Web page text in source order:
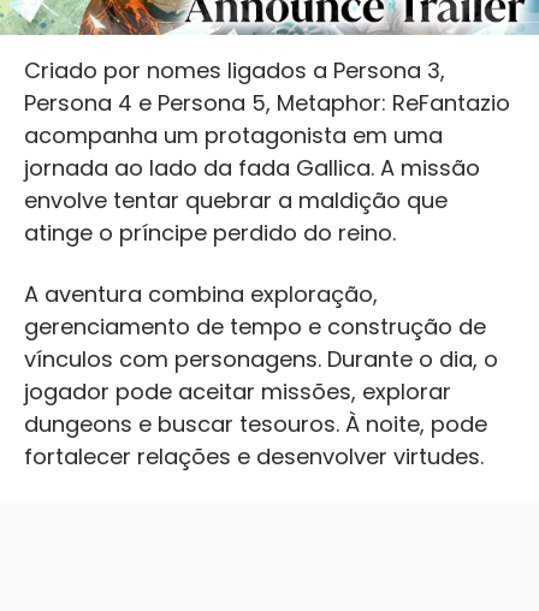
Criado por nomes ligados a Persona 3,
Persona 4 e Persona 5, Metaphor: ReFantazio
acompanha um protagonista em uma
jornada ao lado da fada Gallica. A missão
envolve tentar quebrar a maldição que
atinge o príncipe perdido do reino.
A aventura combina exploração,
gerenciamento de tempo e construção de
vínculos com personagens. Durante o dia, o
jogador pode aceitar missões, explorar
dungeons e buscar tesouros. À noite, pode
fortalecer relações e desenvolver virtudes.